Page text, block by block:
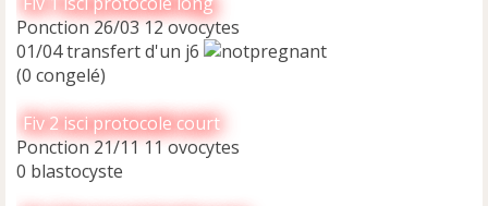
Ponction 26/03 12 ovocytes
01/04 transfert d'un j6
(0 congelé)
Fiv 2 isci protocole court
Ponction 21/11 11 ovocytes
0 blastocyste